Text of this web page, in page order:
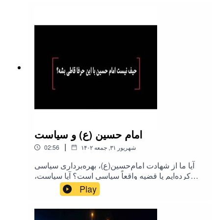
امام حسین (ع) و سیاست
02:56 | ۱۴۰۲ شهریور ۳۱, جمعه
آیا ما از شهادت امام‌حسین(ع)، بهره‌برداری سیاسی
کرده‌ایم یا قضیه واقعاً سیاسی است؟ آیا سیاست،
خلاف‌شأن مذهب نیست؟ اولین مجلس رسمی روضه
امام حسین(ع) میدونید کی گرفت؟جالبه بعدم گفت
فقط قرآن بخونید!گفت من گفته بودم کلاه بیارید اینا
رفتن سر آوردن! زمان شاه به امام خمینی گفتن
Play